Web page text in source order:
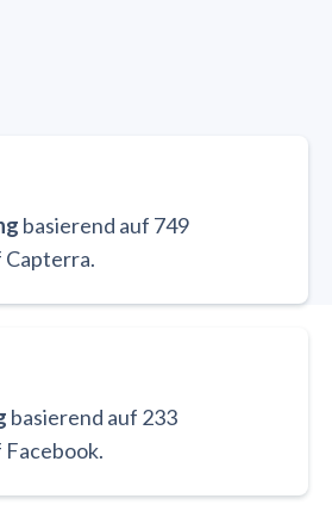
basierend auf 749
Capterra.
basierend auf 233
Facebook.